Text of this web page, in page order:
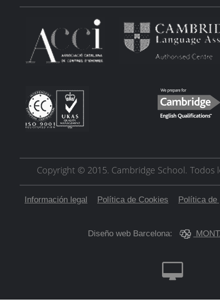
Copyright © 2015. Cambridge School. Todos
Información legal Política de Cookies Política de
Diseño web Barcelona: